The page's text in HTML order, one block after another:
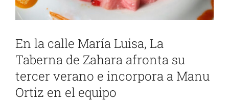
En la calle María Luisa, La
Taberna de Zahara afronta su
tercer verano e incorpora a Manu
Ortiz en el equipo